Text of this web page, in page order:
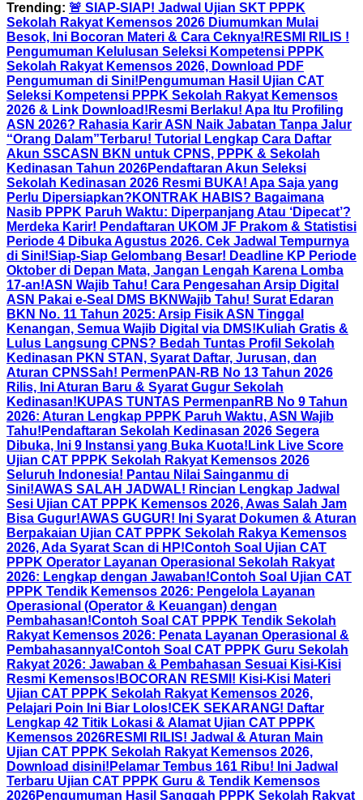
Trending: 🚨 SIAP-SIAP! Jadwal Ujian SKT PPPK
Sekolah Rakyat Kemensos 2026 Diumumkan Mulai
Besok, Ini Bocoran Materi & Cara Ceknya! RESMI RILIS !
Pengumuman Kelulusan Seleksi Kompetensi PPPK
Sekolah Rakyat Kemensos 2026, Download PDF
Pengumuman di Sini! Pengumuman Hasil Ujian CAT
Seleksi Kompetensi PPPK Sekolah Rakyat Kemensos
2026 & Link Download! Resmi Berlaku! Apa Itu Profiling
ASN 2026? Rahasia Karir ASN Naik Jabatan Tanpa Jalur
“Orang Dalam”Terbaru! Tutorial Lengkap Cara Daftar
Akun SSCASN BKN untuk CPNS, PPPK & Sekolah
Kedinasan Tahun 2026Pendaftaran Akun Seleksi
Sekolah Kedinasan 2026 Resmi BUKA! Apa Saja yang
Perlu Dipersiapkan? KONTRAK HABIS? Bagaimana
Nasib PPPK Paruh Waktu: Diperpanjang Atau ‘Dipecat’?
Merdeka Karir! Pendaftaran UKOM JF Prakom & Statistisi
Periode 4 Dibuka Agustus 2026. Cek Jadwal Tempurnya
di Sini!Siap-Siap Gelombang Besar! Deadline KP Periode
Oktober di Depan Mata, Jangan Lengah Karena Lomba
17-an!ASN Wajib Tahu! Cara Pengesahan Arsip Digital
ASN Pakai e-Seal DMS BKNWajib Tahu! Surat Edaran
BKN No. 11 Tahun 2025: Arsip Fisik ASN Tinggal
Kenangan, Semua Wajib Digital via DMS! Kuliah Gratis &
Lulus Langsung CPNS? Bedah Tuntas Profil Sekolah
Kedinasan PKN STAN, Syarat Daftar, Jurusan, dan
Aturan CPNSSah! PermenPAN-RB No 13 Tahun 2026
Rilis, Ini Aturan Baru & Syarat Gugur Sekolah
Kedinasan! KUPAS TUNTAS PermenpanRB No 9 Tahun
2026: Aturan Lengkap PPPK Paruh Waktu, ASN Wajib
Tahu! Pendaftaran Sekolah Kedinasan 2026 Segera
Dibuka, Ini 9 Instansi yang Buka Kuota! Link Live Score
Ujian CAT PPPK Sekolah Rakyat Kemensos 2026
Seluruh Indonesia! Pantau Nilai Sainganmu di
Sini!AWAS SALAH JADWAL! Rincian Lengkap Jadwal
Sesi Ujian CAT PPPK Kemensos 2026, Awas Salah Jam
Bisa Gugur!AWAS GUGUR! Ini Syarat Dokumen & Aturan
Berpakaian Ujian CAT PPPK Sekolah Rakya Kemensos
2026, Ada Syarat Scan di HP!Contoh Soal Ujian CAT
PPPK Operator Layanan Operasional Sekolah Rakyat
2026: Lengkap dengan Jawaban!Contoh Soal Ujian CAT
PPPK Tendik Kemensos 2026: Pengelola Layanan
Operasional (Operator & Keuangan) dengan
Pembahasan!Contoh Soal CAT PPPK Tendik Sekolah
Rakyat Kemensos 2026: Penata Layanan Operasional &
Pembahasannya!Contoh Soal CAT PPPK Guru Sekolah
Rakyat 2026: Jawaban & Pembahasan Sesuai Kisi-Kisi
Resmi Kemensos! BOCORAN RESMI! Kisi-Kisi Materi
Ujian CAT PPPK Sekolah Rakyat Kemensos 2026,
Pelajari Poin Ini Biar Lolos!CEK SEKARANG! Daftar
Lengkap 42 Titik Lokasi & Alamat Ujian CAT PPPK
Kemensos 2026RESMI RILIS! Jadwal & Aturan Main
Ujian CAT PPPK Sekolah Rakyat Kemensos 2026,
Download disini! Pelamar Tembus 161 Ribu! Ini Jadwal
Terbaru Ujian CAT PPPK Guru & Tendik Kemensos
2026Pengumuman Hasil Sanggah PPPK Sekolah Rakyat